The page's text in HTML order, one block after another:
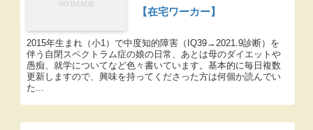
【在宅ワーカー】
2015年生まれ（小1）で中度知的障害（IQ39→2021.9診断）を
伴う自閉スペクトラム症の娘の日常、あとは母のダイエットや
愚痴、就学についてなど色々書いています。基本的に毎日複数
更新しますので、興味を持ってくださった方は何個か読んでい
た...